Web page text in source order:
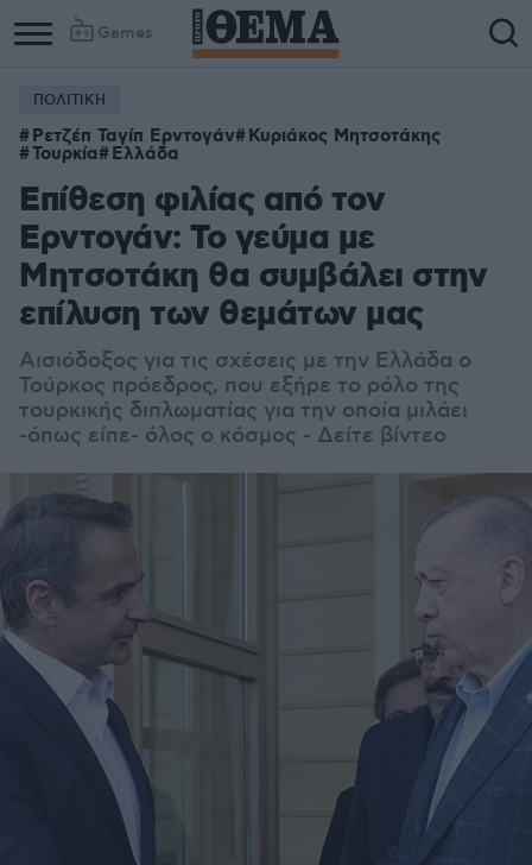
Games
Column
1
Column
2
ΠΟΛΙΤΙΚΗ
Ρετζέπ Ταγίπ Ερντογάν Κυριάκος Μητσοτάκης
Τουρκία Ελλάδα
Επίθεση φιλίας από τον
Ερντογάν: Το γεύμα με
Μητσοτάκη θα συμβάλει στην
επίλυση των θεμάτων μας
Αισιόδοξος για τις σχέσεις με την Ελλάδα ο
Τούρκος πρόεδρος, που εξήρε το ρόλο της
τουρκικής διπλωματίας για την οποία μιλάει
-όπως είπε- όλος ο κόσμος - Δείτε βίντεο